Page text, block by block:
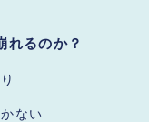
れるのか？
ない